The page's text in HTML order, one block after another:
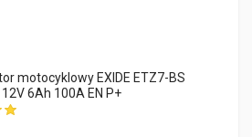
motocyklowy EXIDE ETZ7-BS
6Ah 100A EN P+